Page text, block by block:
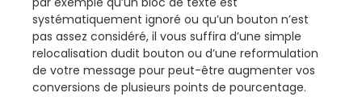
systématiquement ignoré ou qu’un bouton n’est
pas assez considéré, il vous suffira d’une simple
relocalisation dudit bouton ou d’une reformulation
de votre message pour peut-être augmenter vos
conversions de plusieurs points de pourcentage.